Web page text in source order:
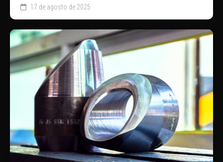
17 de agosto de 2025